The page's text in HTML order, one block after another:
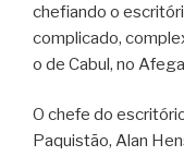
chefiando o
complicado,
o de Cabul, no
O chefe do
Paquistão, Alan